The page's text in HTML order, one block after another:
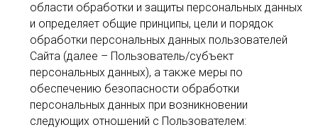
области обработки и защиты персональных данных
и определяет общие принципы, цели и порядок
обработки персональных данных пользователей
Сайта (далее – Пользователь/субъект
персональных данных), а также меры по
обеспечению безопасности обработки
персональных данных при возникновении
следующих отношений с Пользователем: